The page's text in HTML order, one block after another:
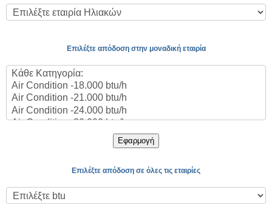
Επιλέξτε απόδοση στην μοναδική εταιρία
Εφαρμογή
Επιλέξτε απόδοση σε όλες τις εταιρίες